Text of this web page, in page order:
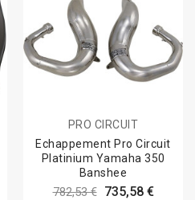
PRO CIRCUIT
Echappement Pro Circuit
Platinium Yamaha 350
Banshee
782,53 € 735,58 €